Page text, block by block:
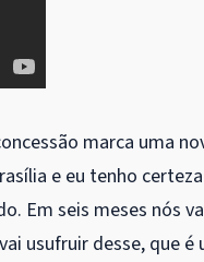
marca uma
e eu tenho
Em seis meses nós
usufruir desse, que